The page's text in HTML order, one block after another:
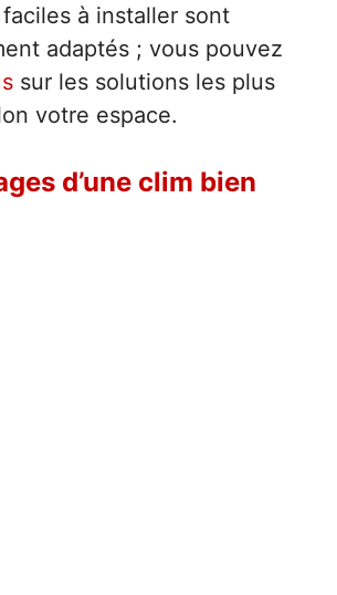
à installer sont
adaptés ; vous pouvez
sur les solutions les plus
votre espace.
d’une clim bien